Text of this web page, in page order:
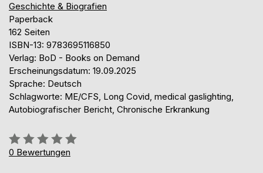
Geschichte & Biografien
Paperback
162 Seiten
ISBN-13: 9783695116850
Verlag: BoD - Books on Demand
Erscheinungsdatum: 19.09.2025
Sprache: Deutsch
Schlagworte: ME/CFS, Long Covid, medical gaslighting,
Autobiografischer Bericht, Chronische Erkrankung
Bewertung::
0%
0 Bewertungen